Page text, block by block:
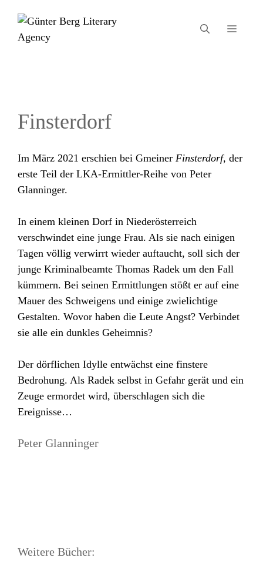
Inhalt
springen
Finsterdorf
Im März 2021 erschien bei Gmeiner Finsterdorf, der
erste Teil der LKA-Ermittler-Reihe von Peter
Glanninger.
In einem kleinen Dorf in Niederösterreich
verschwindet eine junge Frau. Als sie nach einigen
Tagen völlig verwirrt wieder auftaucht, soll sich der
junge Kriminalbeamte Thomas Radek um den Fall
kümmern. Bei seinen Ermittlungen stößt er auf eine
Mauer des Schweigens und einige zwielichtige
Gestalten. Wovor haben die Leute Angst? Verbindet
sie alle ein dunkles Geheimnis?
Der dörflichen Idylle entwächst eine finstere
Bedrohung. Als Radek selbst in Gefahr gerät und ein
Zeuge ermordet wird, überschlagen sich die
Ereignisse…
Peter Glanninger
Weitere Bücher: